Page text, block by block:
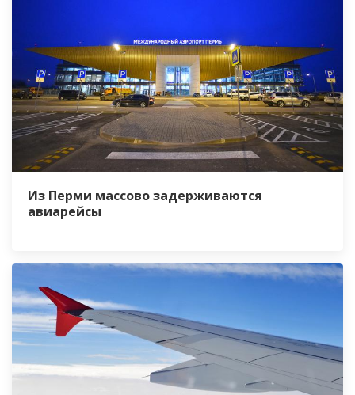
Из Перми массово задерживаются
авиарейсы